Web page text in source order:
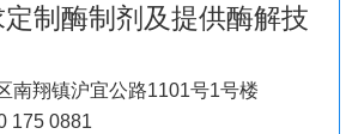
制酶制剂及提供酶解技
南翔镇沪宜公路1101号1号楼
175 0881